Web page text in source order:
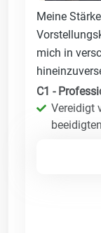
Meine
mich in
C1 -
Vereidigt